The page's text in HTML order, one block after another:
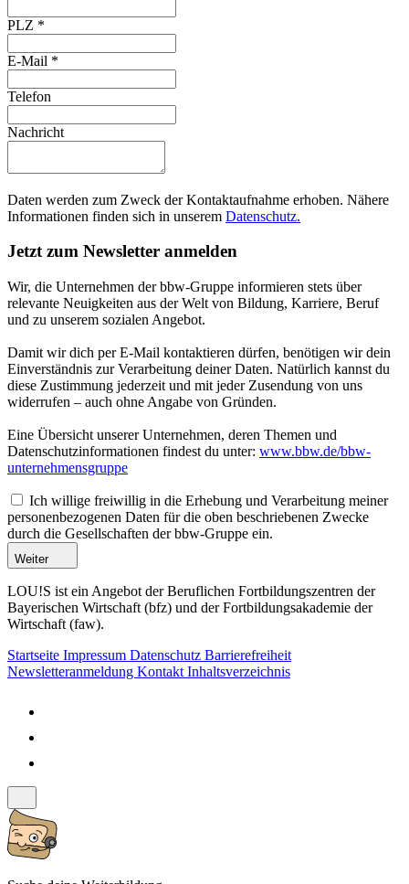
PLZ *
E-Mail *
Telefon
Nachricht
Daten werden zum Zweck der Kontaktaufnahme erhoben. Nähere
Informationen finden sich in unserem Datenschutz.
Jetzt zum Newsletter anmelden
Wir, die Unternehmen der bbw-Gruppe informieren stets über
relevante Neuigkeiten aus der Welt von Bildung, Karriere, Beruf
und zu unserem sozialen Angebot.
Damit wir dich per E-Mail kontaktieren dürfen, benötigen wir dein
Einverständnis zur Verarbeitung deiner Daten. Natürlich kannst du
diese Zustimmung jederzeit und mit jeder Zusendung von uns
widerrufen – auch ohne Angabe von Gründen.
Eine Übersicht unserer Unternehmen, deren Themen und
Datenschutzinformationen findest du unter: www.bbw.de/bbw-
unternehmensgruppe
Ich willige freiwillig in die Erhebung und Verarbeitung meiner
personenbezogenen Daten für die oben beschriebenen Zwecke
durch die Gesellschaften der bbw-Gruppe ein.
Weiter
LOU!S ist ein Angebot der Beruflichen Fortbildungszentren der
Bayerischen Wirtschaft (bfz) und der Fortbildungsakademie der
Wirtschaft (faw).
Startseite Impressum Datenschutz Barrierefreiheit
Newsletteranmeldung Kontakt Inhaltsverzeichnis